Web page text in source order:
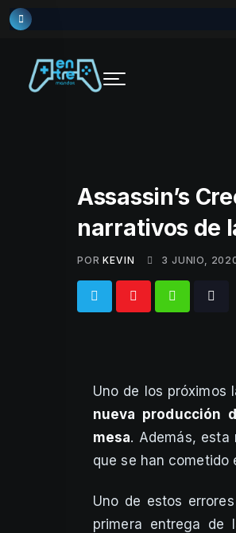
Skip
to
Assassin’s
narrativos de
POR KEVIN 3 JUNIO,
Whatsapp
Uno de los próximos
nueva producción
mesa. Además, esta
que se han cometido
Uno de estos
primera entrega de